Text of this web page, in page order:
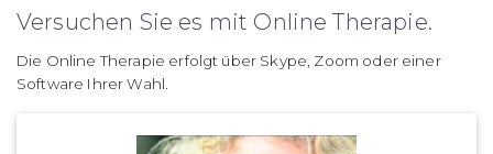
Versuchen Sie es mit Online Therapie.
Die Online Therapie erfolgt über Skype, Zoom oder einer
Software Ihrer Wahl.